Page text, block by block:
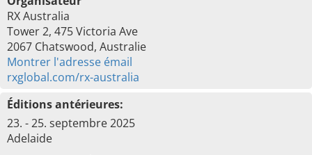
RX Australia
Tower 2, 475 Victoria Ave
2067 Chatswood, Australie
Montrer l'adresse émail
rxglobal.com/rx-australia
Éditions antérieures:
23. - 25. septembre 2025
Adelaide